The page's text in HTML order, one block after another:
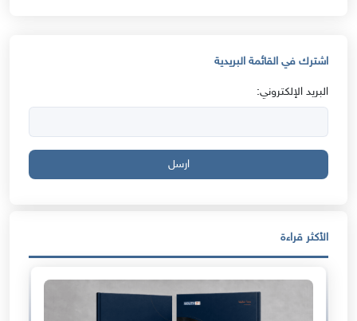
اشترك في القائمة البريدية
البريد الإلكتروني:
ارسل
الأكثر قراءة